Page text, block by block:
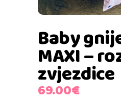
Baby
MAXI –
zvjezdice
69.00€